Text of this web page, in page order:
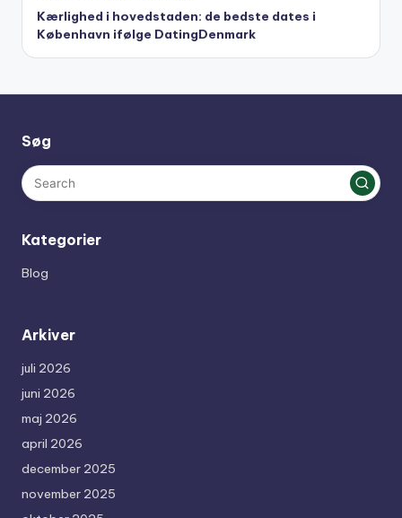
Kærlighed i hovedstaden: de bedste dates i
København ifølge DatingDenmark
Søg
Kategorier
Blog
Arkiver
juli 2026
juni 2026
maj 2026
april 2026
december 2025
november 2025